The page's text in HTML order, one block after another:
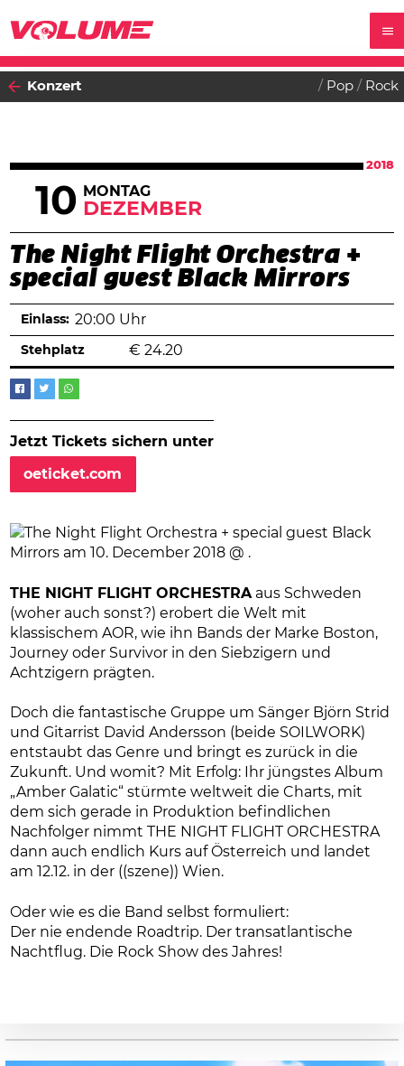
Konzert Pop Rock
2018
10 MONTAG
DEZEMBER
The Night Flight Orchestra +
special guest Black Mirrors
Jetzt Tickets sichern unter
oeticket.com
Einlass: 20:00 Uhr
Stehplatz € 24.20
THE NIGHT FLIGHT ORCHESTRA aus Schweden
(woher auch sonst?) erobert die Welt mit
klassischem AOR, wie ihn Bands der Marke Boston,
Journey oder Survivor in den Siebzigern und
Achtzigern prägten.
Doch die fantastische Gruppe um Sänger Björn Strid
und Gitarrist David Andersson (beide SOILWORK)
entstaubt das Genre und bringt es zurück in die
Zukunft. Und womit? Mit Erfolg: Ihr jüngstes Album
„Amber Galatic“ stürmte weltweit die Charts, mit
dem sich gerade in Produktion befindlichen
Nachfolger nimmt THE NIGHT FLIGHT ORCHESTRA
dann auch endlich Kurs auf Österreich und landet
am 12.12. in der ((szene)) Wien.
Oder wie es die Band selbst formuliert:
Der nie endende Roadtrip. Der transatlantische
Nachtflug. Die Rock Show des Jahres!